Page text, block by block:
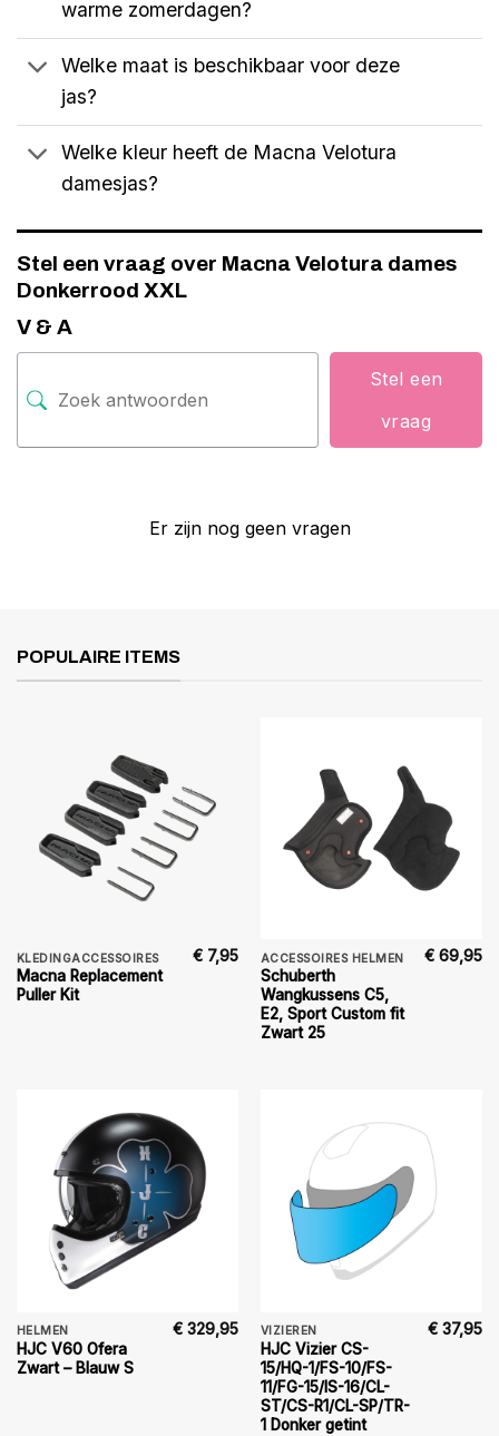
warme zomerdagen?
Welke maat is beschikbaar voor deze
jas?
Welke kleur heeft de Macna Velotura
damesjas?
Stel een vraag over Macna Velotura dames
Donkerrood XXL
V & A
Stel een
vraag
Er zijn nog geen vragen
POPULAIRE ITEMS
KLEDINGACCESSOIRES
Macna Replacement
Puller Kit
€ 7,95 ACCESSOIRES HELMEN
Schuberth
Wangkussens C5,
E2, Sport Custom fit
Zwart 25
€ 69,95
HELMEN
HJC V60 Ofera
Zwart – Blauw S
€ 329,95 VIZIEREN
HJC Vizier CS-
15/HQ-1/FS-10/FS-
11/FG-15/IS-16/CL-
ST/CS-R1/CL-SP/TR-
1 Donker getint
€ 37,95